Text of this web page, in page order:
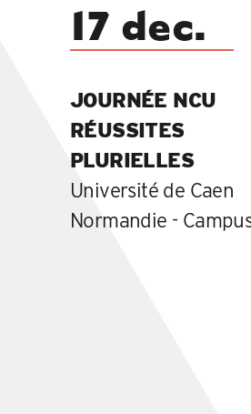
17 dec.
JOURNÉE NCU
RÉUSSITES
PLURIELLES
Université de Caen
Normandie -